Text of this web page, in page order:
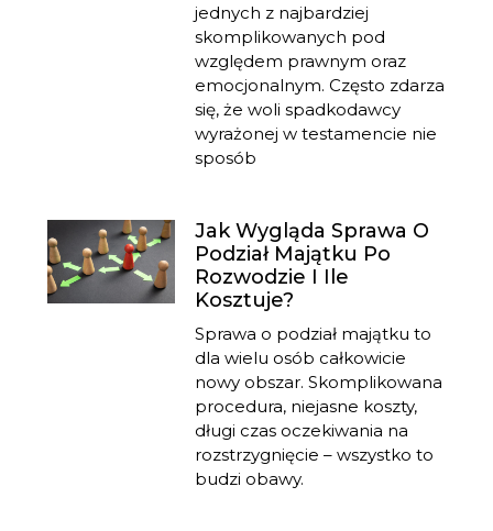
jednych z najbardziej
skomplikowanych pod
względem prawnym oraz
emocjonalnym. Często zdarza
się, że woli spadkodawcy
wyrażonej w testamencie nie
sposób
Jak Wygląda Sprawa O
Podział Majątku Po
Rozwodzie I Ile
Kosztuje?
Sprawa o podział majątku to
dla wielu osób całkowicie
nowy obszar. Skomplikowana
procedura, niejasne koszty,
długi czas oczekiwania na
rozstrzygnięcie – wszystko to
budzi obawy.